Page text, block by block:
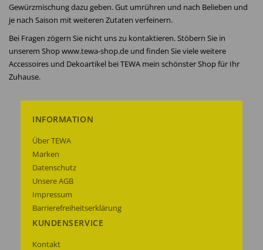
Gewürzmischung dazu geben. Gut umrühren und nach Belieben und
je nach Saison mit weiteren Zutaten verfeinern.
Bei Fragen zögern Sie nicht uns zu kontaktieren. Stöbern Sie in
unserem Shop www.tewa-shop.de und finden Sie viele weitere
Accessoires und Dekoartikel bei TEWA mein schönster Shop für Ihr
Zuhause.
INFORMATION
Über TEWA
Marken
Datenschutz
Unsere AGB
Impressum
Barrierefreiheitserklärung
KUNDENSERVICE
Kontakt